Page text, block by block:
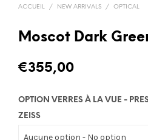
ACCUEIL / NEW ARRIVALS / OPTICAL
Moscot Dark
€355,00
OPTION VERRES À LA VUE -
ZEISS